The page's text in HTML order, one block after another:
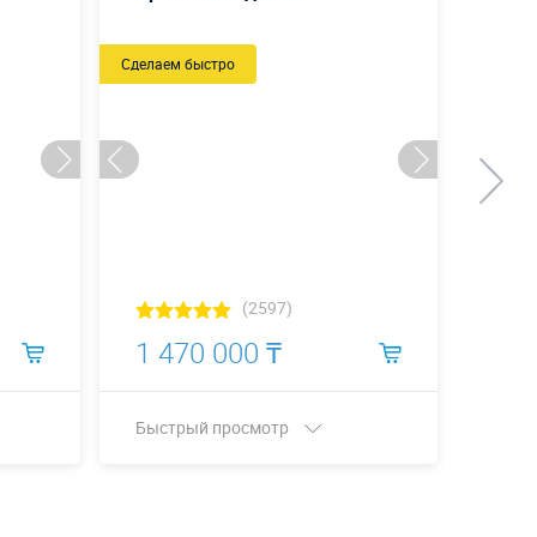
Сделаем быстро
(2597)
1 470 000 ₸
Быстрый просмотр